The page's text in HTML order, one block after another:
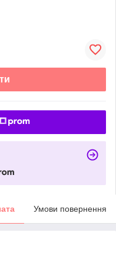
Умови повернення